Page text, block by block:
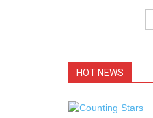
HOT NEWS